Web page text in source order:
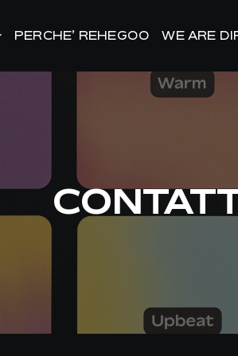
PERCHE’ REHEGOO WE ARE
PERCHE’ REHEGOO WE ARE